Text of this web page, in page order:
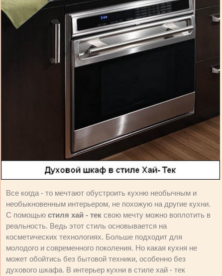
Все когда - то мечтают обустроить кухню необычным и
необыкновенным интерьером, не похожую на другие кухни.
С помощью стиля хай - тек свою мечту можно воплотить в
реальность. Ведь этот стиль основывается на
косметических технологиях. Больше подходит для
молодого и современного поколения. Но какая кухня не
может обойтись без бытовой техники, особенно без
духового шкафа. В интерьер кухни в стиле хай - тек